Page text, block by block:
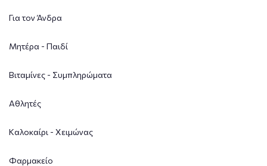
Για τον Άνδρα
Μητέρα - Παιδί
Βιταμίνες - Συμπληρώματα
Αθλητές
Καλοκαίρι - Χειμώνας
Φαρμακείο